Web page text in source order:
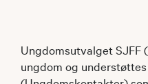
Ungdomsutvalget SJFF
ungdom og